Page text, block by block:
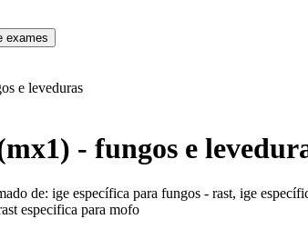
exames
e leveduras
- fungos e
de: ige específica para fungos - rast, ige
especifica para mofo